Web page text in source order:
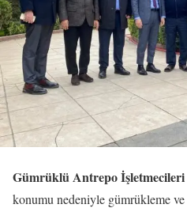
Gümrüklü Antrepo
konumu nedeniyle gümrükleme